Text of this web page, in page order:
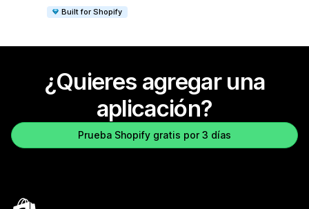
Built for Shopify
¿Quieres agregar una
aplicación?
Prueba Shopify gratis por 3 días